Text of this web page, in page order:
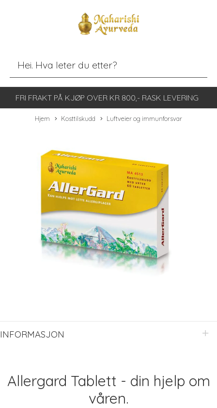
FRI FRAKT PÅ KJØP OVER KR 800,- RASK LEVERING
Hjem Kosttilskudd Luftveier og immunforsvar
INFORMASJON
Allergard Tablett - din hjelp om
våren.